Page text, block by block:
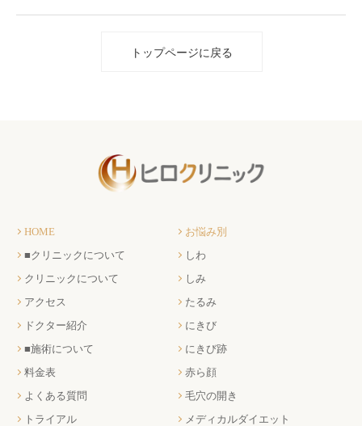
トップページに戻る
HOME
■クリニックについて
クリニックについて
アクセス
ドクター紹介
■施術について
料金表
よくある質問
トライアル
お悩み別
しわ
しみ
たるみ
にきび
にきび跡
赤ら顔
毛穴の開き
メディカルダイエット